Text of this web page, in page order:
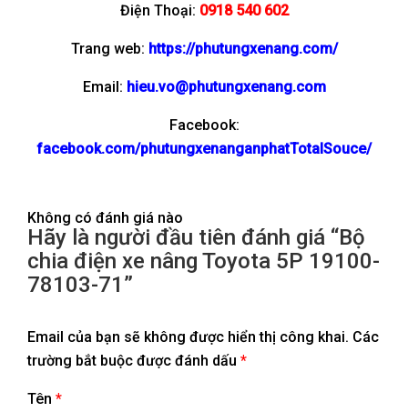
Điện Thoại: 0918 540 602
Trang web: https://phutungxenang.com/
Email: hieu.vo@phutungxenang.com
Facebook:
facebook.com/phutungxenanganphatTotalSouce/
Không có đánh giá nào
Hãy là người đầu tiên đánh giá “Bộ
chia điện xe nâng Toyota 5P 19100-
78103-71”
Email của bạn sẽ không được hiển thị công khai. Các
trường bắt buộc được đánh dấu *
Tên *